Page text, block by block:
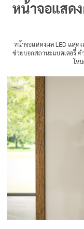
หน้าจอแสด
หน้าจอแสดงผล LED แสดง
ช่วยบอกสถานะแบตเตอรี่ ค
โห